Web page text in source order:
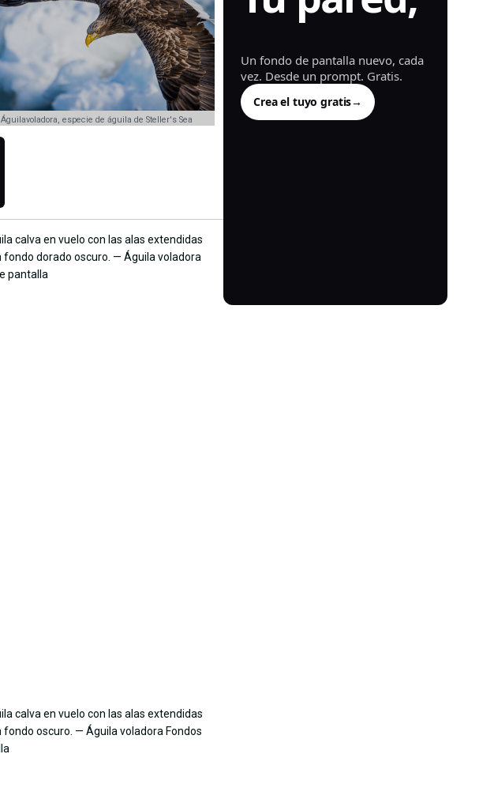
Águilavoladora, especie de águila de Steller's Sea
generada.
Un fondo de pantalla nuevo, cada
vez. Desde un prompt. Gratis.
Crea el tuyo gratis→